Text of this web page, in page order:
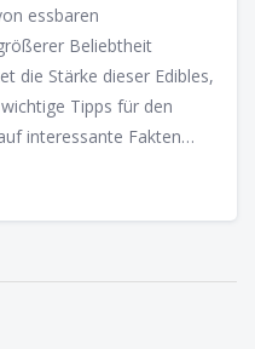
essbaren
Beliebtheit
die Stärke dieser Edibles,
Tipps für den
interessante Fakten
Cannabinoiden